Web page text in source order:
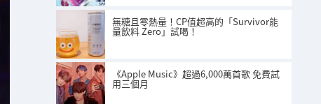
無糖且零熱量！CP值超高的「Survivor能
量飲料 Zero」試喝！
《Apple Music》超過6,000萬首歌 免費試
用三個月